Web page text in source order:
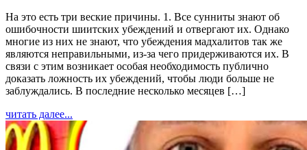
На это есть три веские причины. 1. Все сунниты знают об
ошибочности шиитских убеждений и отвергают их. Однако
многие из них не знают, что убеждения мадхалитов так же
являются неправильными, из-за чего придерживаются их. В
связи с этим возникает особая необходимость публично
доказать ложность их убеждений, чтобы люди больше не
заблуждались. В последние несколько месяцев […]
читать далее...